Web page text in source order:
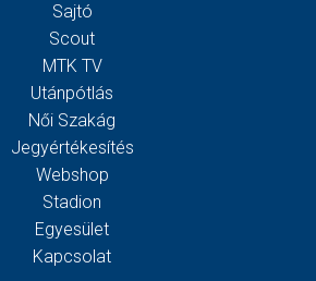
Sajtó
Scout
MTK TV
Utánpótlás
Női Szakág
Jegyértékesítés
Webshop
Stadion
Egyesület
Kapcsolat